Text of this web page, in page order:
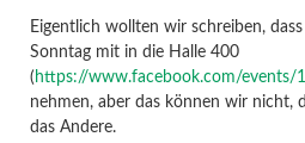
Eigentlich wollten wir schreiben,
Sonntag mit in die Halle 400
( https://www.facebook.com/events/
nehmen, aber das können wir nicht,
das Andere.